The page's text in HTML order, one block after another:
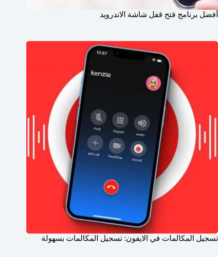
أفضل برنامج فتح قفل شاشة الاندرويد
تسجيل المكالمات في الايفون: تسجيل المكالمات بسهولة